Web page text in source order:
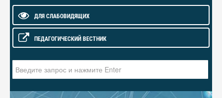
ДЛЯ СЛАБОВИДЯЩИХ
ПЕДАГОГИЧЕСКИЙ ВЕСТНИК